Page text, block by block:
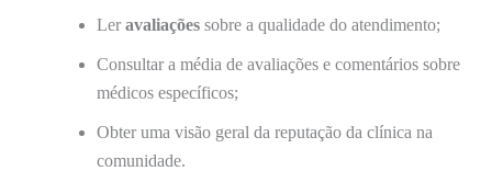
Ler avaliações sobre a qualidade do atendimento;
Consultar a média de avaliações e comentários sobre
médicos específicos;
Obter uma visão geral da reputação da clínica na
comunidade.